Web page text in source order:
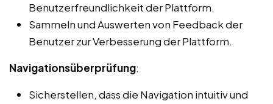
Benutzerfreundlichkeit der Plattform.
Sammeln und Auswerten von Feedback der
Benutzer zur Verbesserung der Plattform.
Navigationsüberprüfung:
Sicherstellen, dass die Navigation intuitiv und